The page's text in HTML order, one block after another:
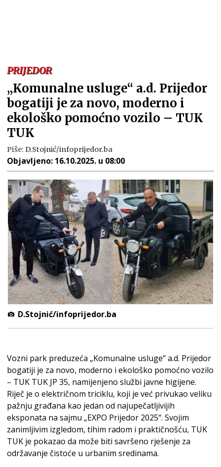
PRIJEDOR
„Komunalne usluge“ a.d. Prijedor
bogatiji je za novo, moderno i
ekološko pomoćno vozilo – TUK
TUK
Piše: D.Stojnić/infoprijedor.ba
Objavljeno: 16.10.2025. u 08:00
D.Stojnić/infoprijedor.ba
Vozni park preduzeća „Komunalne usluge“ a.d. Prijedor
bogatiji je za novo, moderno i ekološko pomoćno vozilo
– TUK TUK JP 35, namijenjeno službi javne higijene.
Riječ je o električnom triciklu, koji je već privukao veliku
pažnju građana kao jedan od najupečatljivijih
eksponata na sajmu „EXPO Prijedor 2025“. Svojim
zanimljivim izgledom, tihim radom i praktičnošću, TUK
TUK je pokazao da može biti savršeno rješenje za
održavanje čistoće u urbanim sredinama.